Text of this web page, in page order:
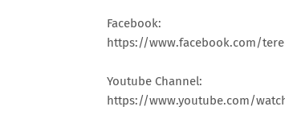
Facebook:
https://www.facebook.com/
Youtube Channel:
https://www.youtube.com/